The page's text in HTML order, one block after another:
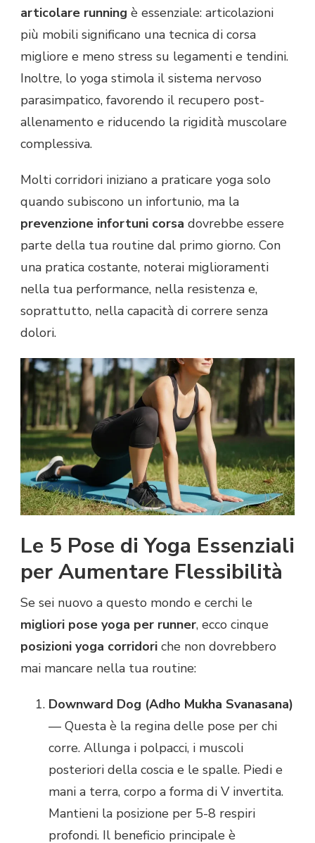
articolare running è essenziale: articolazioni
più mobili significano una tecnica di corsa
migliore e meno stress su legamenti e tendini.
Inoltre, lo yoga stimola il sistema nervoso
parasimpatico, favorendo il recupero post-
allenamento e riducendo la rigidità muscolare
complessiva.
Molti corridori iniziano a praticare yoga solo
quando subiscono un infortunio, ma la
prevenzione infortuni corsa dovrebbe essere
parte della tua routine dal primo giorno. Con
una pratica costante, noterai miglioramenti
nella tua performance, nella resistenza e,
soprattutto, nella capacità di correre senza
dolori.
Le 5 Pose di Yoga Essenziali
per Aumentare Flessibilità
Se sei nuovo a questo mondo e cerchi le
migliori pose yoga per runner, ecco cinque
posizioni yoga corridori che non dovrebbero
mai mancare nella tua routine:
Downward Dog (Adho Mukha Svanasana)
— Questa è la regina delle pose per chi
corre. Allunga i polpacci, i muscoli
posteriori della coscia e le spalle. Piedi e
mani a terra, corpo a forma di V invertita.
Mantieni la posizione per 5-8 respiri
profondi. Il beneficio principale è